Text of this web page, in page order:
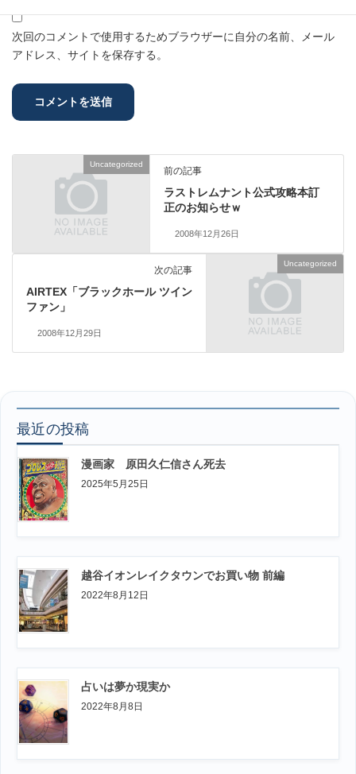
次回のコメントで使用するためブラウザーに自分の名前、メール
アドレス、サイトを保存する。
Uncategorized
前の記事
ラストレムナント公式攻略本訂
正のお知らせｗ
2008年12月26日
Uncategorized
次の記事
AIRTEX「ブラックホール ツイン
ファン」
2008年12月29日
最近の投稿
漫画家 原田久仁信さん死去
2025年5月25日
越谷イオンレイクタウンでお買い物 前編
2022年8月12日
占いは夢か現実か
2022年8月8日